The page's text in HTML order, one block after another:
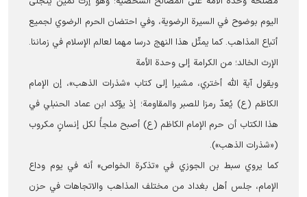
اليوم بوضوح في السيرة الرضوية، وفي احتضان الحرم الرضوي لجميع
أتباع المذاهب. كما يمثّل هذا النهج درسا مهما لعالم الإسلام في زماننا.
الإرث الخالد؛ من الكرامة إلى وحدة الأمة
ويقول آية الله أختري، مشيرا إلى كتاب «شذرات الذهب»، إن الإمام
الكاظم (ع) يُعدّ رمزا للصبر والمقاومة؛ إذ يؤكد ابن عماد الحنبلي في
هذا الكتاب أن حرم الإمام الكاظم (ع) أصبح ملجأً لكل إنسانٍ مكروب
(«شذرات الذهب»).
كما يروي سبط بن الجوزي في «تذكرة الخواص» أنه في يوم وداع
الإمام، جلس أهل بغداد من مختلف المذاهب والاتجاهات في حزن